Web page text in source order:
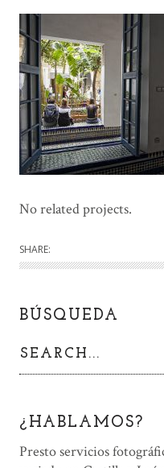
No related projects.
SHARE:
BÚSQUEDA
¿HABLAMOS?
Presto servicios